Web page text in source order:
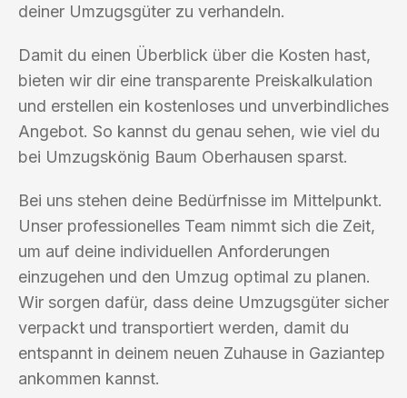
deiner Umzugsgüter zu verhandeln.
Damit du einen Überblick über die Kosten hast,
bieten wir dir eine transparente Preiskalkulation
und erstellen ein kostenloses und unverbindliches
Angebot. So kannst du genau sehen, wie viel du
bei Umzugskönig Baum Oberhausen sparst.
Bei uns stehen deine Bedürfnisse im Mittelpunkt.
Unser professionelles Team nimmt sich die Zeit,
um auf deine individuellen Anforderungen
einzugehen und den Umzug optimal zu planen.
Wir sorgen dafür, dass deine Umzugsgüter sicher
verpackt und transportiert werden, damit du
entspannt in deinem neuen Zuhause in Gaziantep
ankommen kannst.